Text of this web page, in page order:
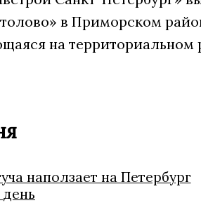
в Приморском
на территориальном
наползает на Петербург